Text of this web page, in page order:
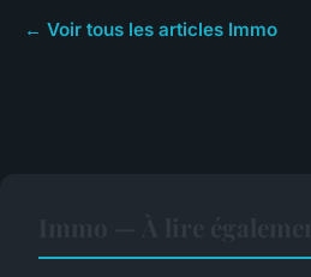
← Voir tous les articles Immo